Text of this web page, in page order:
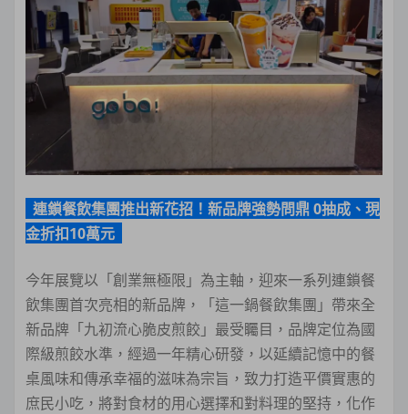
連鎖餐飲集團推出新花招！新品牌強勢問鼎 0抽成、現
金折扣10萬元
今年展覽以「創業無極限」為主軸，迎來一系列連鎖餐
飲集團首次亮相的新品牌，「這一鍋餐飲集團」帶來全
新品牌「九初流心脆皮煎餃」最受矚目，品牌定位為國
際級煎餃水準，經過一年精心研發，以延續記憶中的餐
桌風味和傳承幸福的滋味為宗旨，致力打造平價實惠的
庶民小吃，將對食材的用心選擇和對料理的堅持，化作